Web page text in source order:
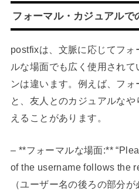
フォーマル・カジュアルで
postfixは、文脈に応じてフ
ルな場面でも広く使用され
ンは違います。例えば、フ
と、友人とのカジュアルな
えることがあります。
– **フォーマルな場面:**
of the username follows the
（ユーザー名の後ろの部分